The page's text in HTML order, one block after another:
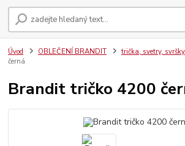
Úvod OBLEČENÍ BRANDIT trička, svetry, svršky
černá
Brandit tričko 4200